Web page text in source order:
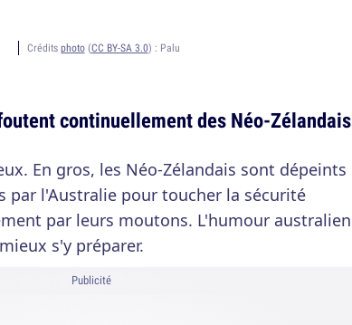
Crédits photo(CC BY-SA 3.0) : Palu
continuellement des Néo-Zélandais
En gros, les Néo-Zélandais sont dépeints
par l'Australie pour toucher la sécurité
par leurs moutons. L'humour australien
s'y préparer.
Publicité